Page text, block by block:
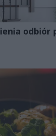
odbiór